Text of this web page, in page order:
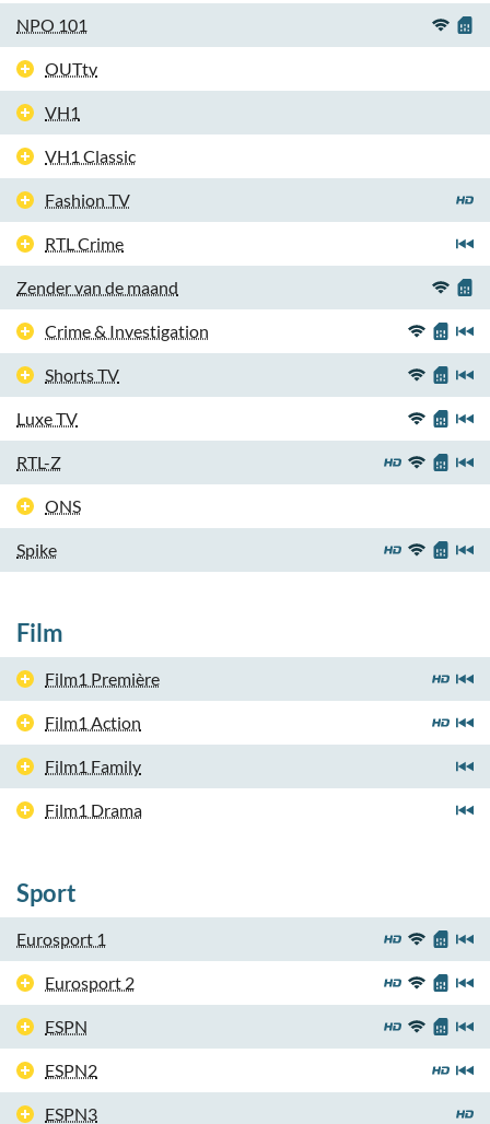
NPO 101
OUTtv
VH1
VH1 Classic
Fashion TV
RTL Crime
Zender van de maand
Crime & Investigation
Shorts TV
Luxe TV
RTL-Z
ONS
Spike
Film
Film1 Première
Film1 Action
Film1 Family
Film1 Drama
Sport
Eurosport 1
Eurosport 2
ESPN
ESPN2
ESPN3